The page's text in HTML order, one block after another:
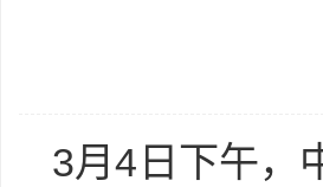
3月4日下午，